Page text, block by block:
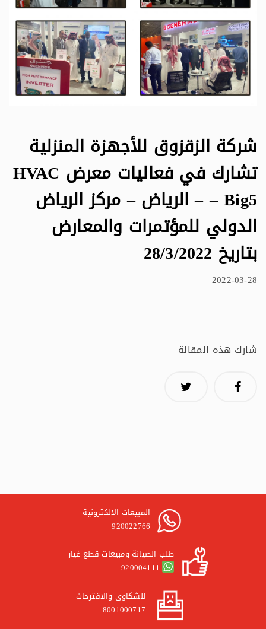
شركة الزقزوق للأجهزة المنزلية
تشارك في فعاليات معرض HVAC
– Big5 – الرياض – مركز الرياض
الدولي للمؤتمرات والمعارض
بتاريخ 28/3/2022
2022-03-28
شارك هذه المقالة
المبيعات الالكترونية
920022766
طلب الصيانة ومبيعات قطع غيار
920004111
للشكاوى والاقترحات
8001000717